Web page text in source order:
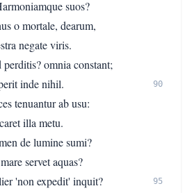
suos?
o mortale, dearum,
negate viris.
omnia constant;
inde nihil.
90
tenuantur ab usu:
illa metu.
de lumine sumi?
servet aquas?
'non expedit' inquit?
95